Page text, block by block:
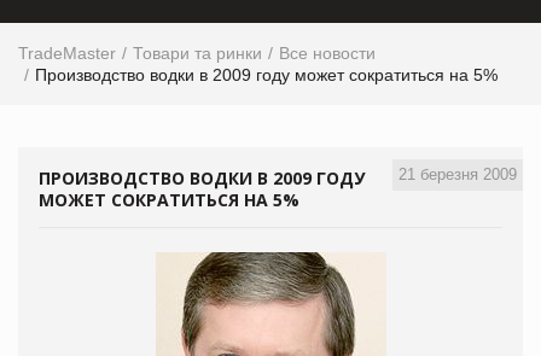
TradeMaster Товари та ринки
Все новости
Производство водки в 2009 году может сократиться на 5%
21 березня 2009
ПРОИЗВОДСТВО ВОДКИ В 2009 ГОДУ
МОЖЕТ СОКРАТИТЬСЯ НА 5%